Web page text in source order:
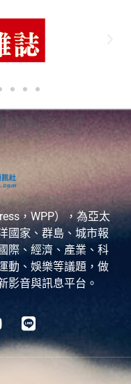
，WPP），為亞太
國家、群島、城市報
際、經濟、產業、科
動、娛樂等議題，做
影音與訊息平台。